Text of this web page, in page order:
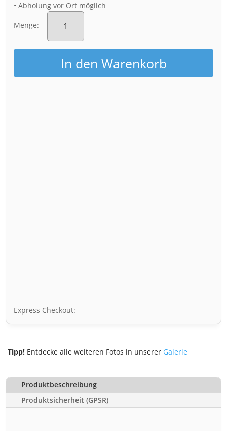
• Abholung vor Ort möglich
Menge:
Leinwand
(01394)
Dresden
zur
Blauen
Stunde
Menge
In den Warenkorb
Express Checkout:
Tipp! Entdecke alle weiteren Fotos in unserer Galerie
Produktbeschreibung
Produktsicherheit (GPSR)